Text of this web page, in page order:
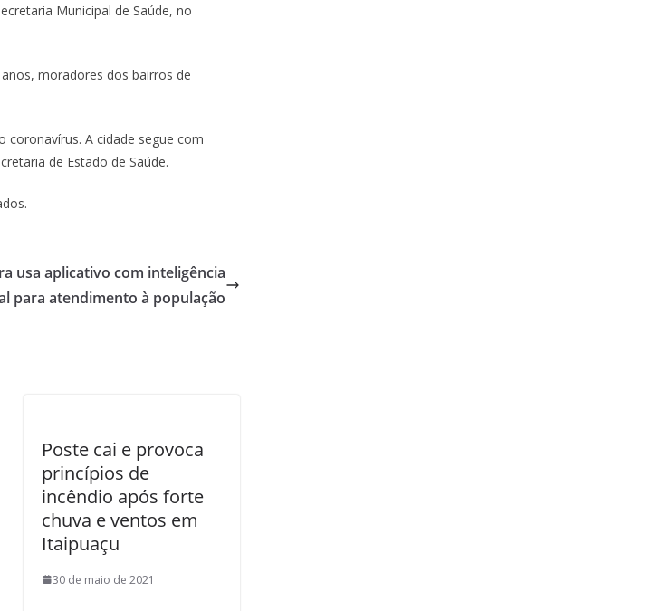
Municipal de Saúde, no
moradores dos bairros de
A cidade segue com
de Estado de Saúde.
usa aplicativo com inteligência
para atendimento à população
Poste cai e provoca
princípios de
incêndio após forte
chuva e ventos em
Itaipuaçu
30 de maio de 2021